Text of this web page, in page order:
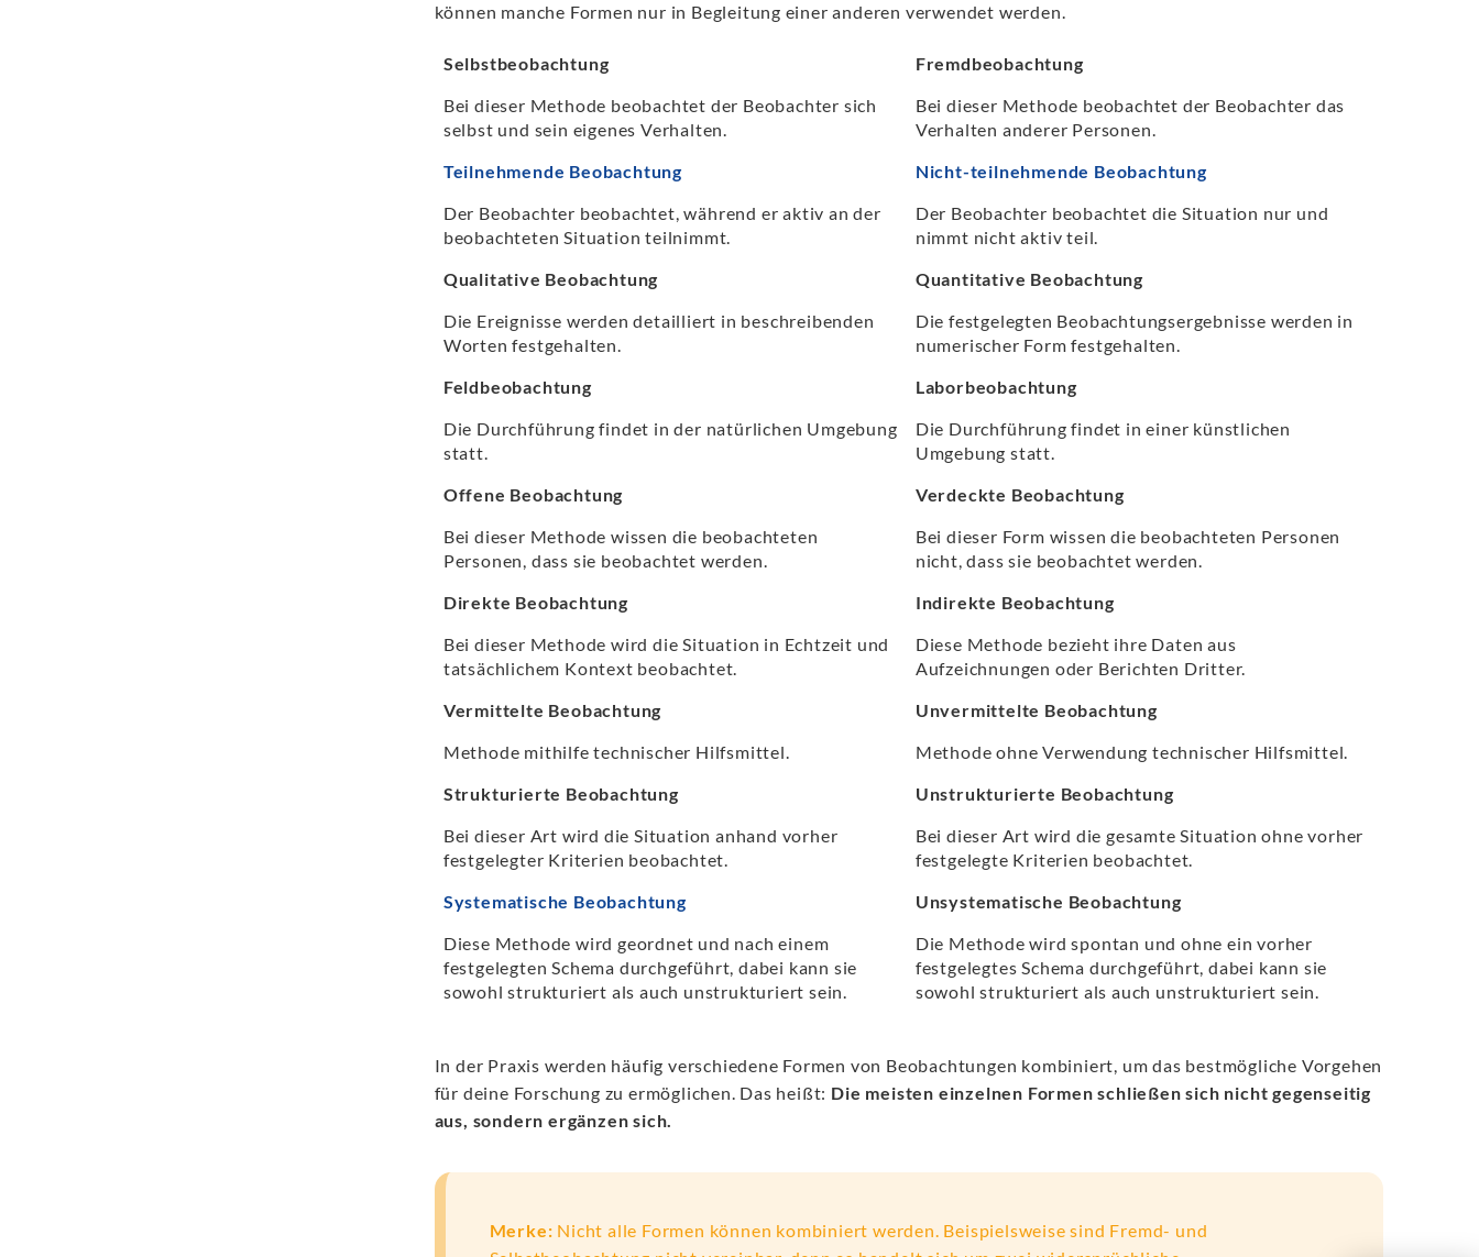
können manche Formen nur in Begleitung einer anderen verwendet werden.
Selbstbeobachtung
Fremdbeobachtung
Bei dieser Methode beobachtet der Beobachter sich
selbst und sein eigenes Verhalten.
Bei dieser Methode beobachtet der Beobachter das
Verhalten anderer Personen.
Teilnehmende Beobachtung
Nicht-teilnehmende Beobachtung
Der Beobachter beobachtet, während er aktiv an der
beobachteten Situation teilnimmt.
Der Beobachter beobachtet die Situation nur und
nimmt nicht aktiv teil.
Qualitative Beobachtung
Quantitative Beobachtung
Die Ereignisse werden detailliert in beschreibenden
Worten festgehalten.
Die festgelegten Beobachtungsergebnisse werden in
numerischer Form festgehalten.
Feldbeobachtung
Laborbeobachtung
Die Durchführung findet in der natürlichen Umgebung
statt.
Die Durchführung findet in einer künstlichen
Umgebung statt.
Offene Beobachtung
Verdeckte Beobachtung
Bei dieser Methode wissen die beobachteten
Personen, dass sie beobachtet werden.
Bei dieser Form wissen die beobachteten Personen
nicht, dass sie beobachtet werden.
Direkte Beobachtung
Indirekte Beobachtung
Bei dieser Methode wird die Situation in Echtzeit und
tatsächlichem Kontext beobachtet.
Diese Methode bezieht ihre Daten aus
Aufzeichnungen oder Berichten Dritter.
Vermittelte Beobachtung
Unvermittelte Beobachtung
Methode mithilfe technischer Hilfsmittel.
Methode ohne Verwendung technischer Hilfsmittel.
Strukturierte Beobachtung
Unstrukturierte Beobachtung
Bei dieser Art wird die Situation anhand vorher
festgelegter Kriterien beobachtet.
Bei dieser Art wird die gesamte Situation ohne vorher
festgelegte Kriterien beobachtet.
Systematische Beobachtung
Unsystematische Beobachtung
Diese Methode wird geordnet und nach einem
festgelegten Schema durchgeführt, dabei kann sie
sowohl strukturiert als auch unstrukturiert sein.
Die Methode wird spontan und ohne ein vorher
festgelegtes Schema durchgeführt, dabei kann sie
sowohl strukturiert als auch unstrukturiert sein.
In der Praxis werden häufig verschiedene Formen von Beobachtungen kombiniert, um das bestmögliche Vorgehen
für deine Forschung zu ermöglichen. Das heißt: Die meisten einzelnen Formen schließen sich nicht gegenseitig
aus, sondern ergänzen sich.
Merke: Nicht alle Formen können kombiniert werden. Beispielsweise sind Fremd- und